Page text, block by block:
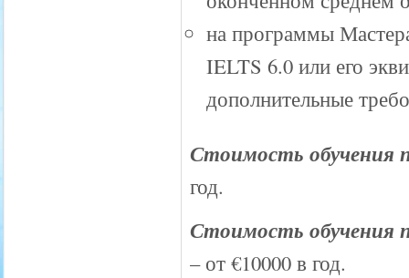
на программы
IELTS 6.0 или его
дополнительные
Стоимость обучения
год.
Стоимость обучения
– от €10000 в год.